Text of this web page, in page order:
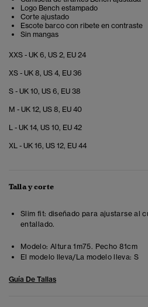
Logo Bench estampado
Corte ajustado
Escote barco con ribete en contraste
Sin mangas
XXS - UK 6, US 2, EU 24
XS - UK 8, US 4, EU 36
S - UK 10, US 6, EU 38
M - UK 12, US 8, EU 40
L - UK 14, US 10, EU 42
XL - UK 16, US 12, EU 44
Talla y corte
Slim fit: diseñado para ajustarse al
entallado.
Modelo: Altura 1m75. Pecho 81cm
El modelo lleva/La modelo lleva: S
Guía De Tallas